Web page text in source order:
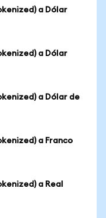
a Dólar
a Dólar
a Dólar de
a Franco
a Real